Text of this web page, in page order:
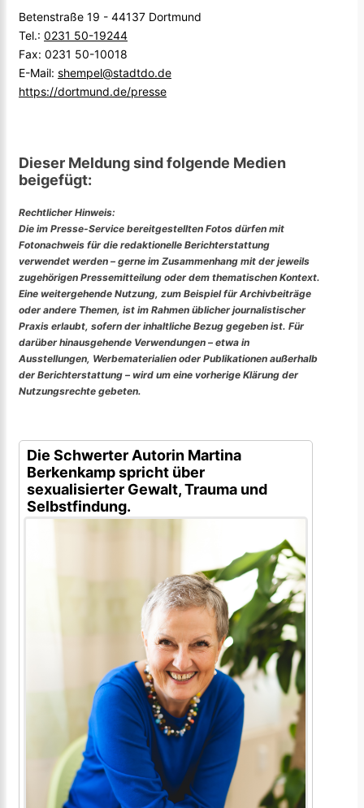
Betenstraße 19 - 44137 Dortmund
Tel.: 0231 50-19244
Fax: 0231 50-10018
E-Mail: shempel@stadtdo.de
https://dortmund.de/presse
Dieser Meldung sind folgende Medien
beigefügt:
Rechtlicher Hinweis:
Die im Presse-Service bereitgestellten Fotos dürfen mit
Fotonachweis für die redaktionelle Berichterstattung
verwendet werden – gerne im Zusammenhang mit der jeweils
zugehörigen Pressemitteilung oder dem thematischen Kontext.
Eine weitergehende Nutzung, zum Beispiel für Archivbeiträge
oder andere Themen, ist im Rahmen üblicher journalistischer
Praxis erlaubt, sofern der inhaltliche Bezug gegeben ist. Für
darüber hinausgehende Verwendungen – etwa in
Ausstellungen, Werbematerialien oder Publikationen außerhalb
der Berichterstattung – wird um eine vorherige Klärung der
Nutzungsrechte gebeten.
Die Schwerter Autorin Martina
Berkenkamp spricht über
sexualisierter Gewalt, Trauma und
Selbstfindung.